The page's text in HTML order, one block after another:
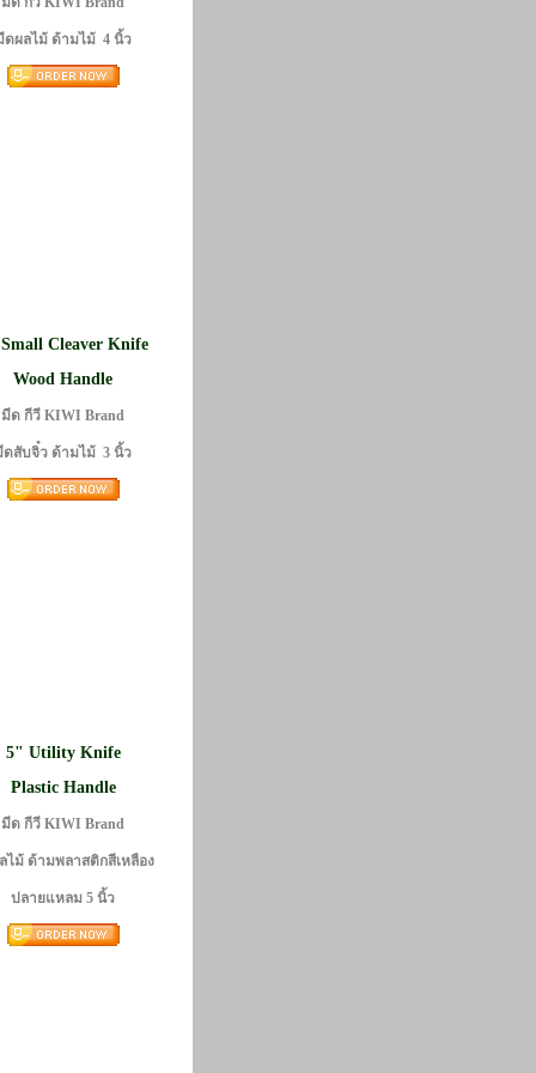
ดผลไม้ ด้ามไม้ 4 นิ้ว
Cleaver Knife
Wood Handle
มีด กีวี KIWI Brand
ดสับจิ๋ว ด้ามไม้ 3 นิ้ว
5" Utility Knife
Plastic Handle
มีด กีวี KIWI Brand
ไม้ ด้ามพลาสติกสีเหลือง
ปลายแหลม 5 นิ้ว